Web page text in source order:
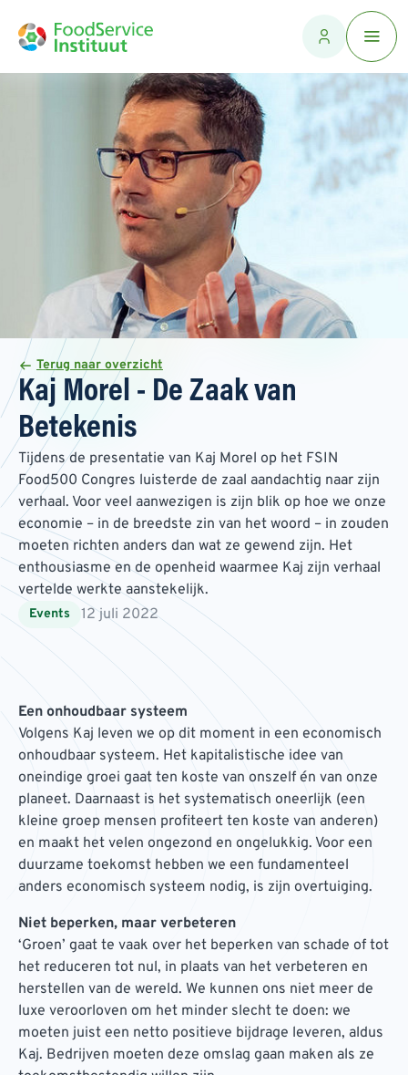
Terug naar overzicht
Kaj Morel - De Zaak van
Betekenis
Tijdens de presentatie van Kaj Morel op het FSIN
Food500 Congres luisterde de zaal aandachtig naar zijn
verhaal. Voor veel aanwezigen is zijn blik op hoe we onze
economie – in de breedste zin van het woord – in zouden
moeten richten anders dan wat ze gewend zijn. Het
enthousiasme en de openheid waarmee Kaj zijn verhaal
vertelde werkte aanstekelijk.
Events 12 juli 2022
Een onhoudbaar systeem
Volgens Kaj leven we op dit moment in een economisch
onhoudbaar systeem. Het kapitalistische idee van
oneindige groei gaat ten koste van onszelf én van onze
planeet. Daarnaast is het systematisch oneerlijk (een
kleine groep mensen profiteert ten koste van anderen)
en maakt het velen ongezond en ongelukkig. Voor een
duurzame toekomst hebben we een fundamenteel
anders economisch systeem nodig, is zijn overtuiging.
Niet beperken, maar verbeteren
‘Groen’ gaat te vaak over het beperken van schade of tot
het reduceren tot nul, in plaats van het verbeteren en
herstellen van de wereld. We kunnen ons niet meer de
luxe veroorloven om het minder slecht te doen: we
moeten juist een netto positieve bijdrage leveren, aldus
Kaj. Bedrijven moeten deze omslag gaan maken als ze